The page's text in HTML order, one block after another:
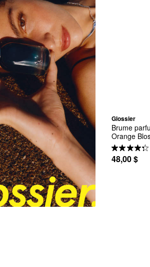
Glossier
Brume
Orange
48,00 $